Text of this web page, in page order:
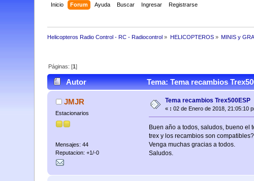
Inicio Forum Ayuda Buscar Ingresar Registrarse
Helicopteros Radio Control - RC - Radiocontrol » HELICOPTEROS» MINIS y
Páginas: [1]
Autor Tema: Tema recambios
JMJR
Estacionarios
Mensajes: 44
Reputacion: +1/-0
Tema recambios Trex500ESP
« : 02 de Enero de 2018, 21:05:10
Buen año a todos, saludos, bueno el
trex y los recambios son
Venga muchas gracias a todos.
Saludos.